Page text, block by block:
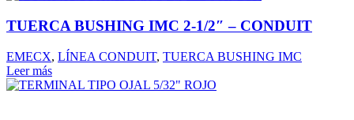
TUERCA BUSHING IMC 2-1/2″ – CONDUIT
EMECX, LÍNEA CONDUIT, TUERCA BUSHING IMC
Leer más